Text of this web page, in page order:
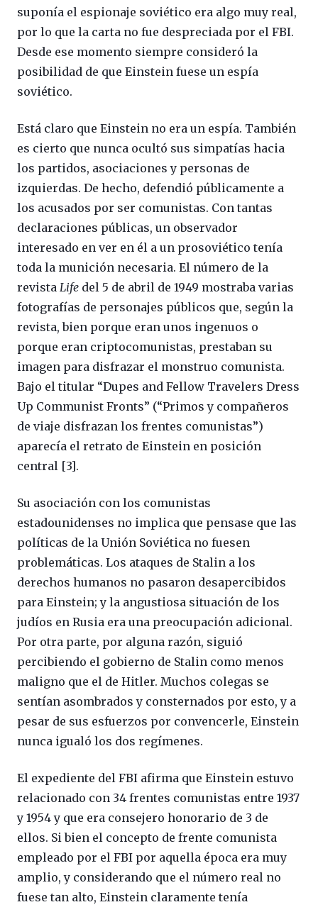
suponía el espionaje soviético era algo muy real,
por lo que la carta no fue despreciada por el FBI.
Desde ese momento siempre consideró la
posibilidad de que Einstein fuese un espía
soviético.
Está claro que Einstein no era un espía. También
es cierto que nunca ocultó sus simpatías hacia
los partidos, asociaciones y personas de
izquierdas. De hecho, defendió públicamente a
los acusados por ser comunistas. Con tantas
declaraciones públicas, un observador
interesado en ver en él a un prosoviético tenía
toda la munición necesaria. El número de la
revista Life del 5 de abril de 1949 mostraba varias
fotografías de personajes públicos que, según la
revista, bien porque eran unos ingenuos o
porque eran criptocomunistas, prestaban su
imagen para disfrazar el monstruo comunista.
Bajo el titular “Dupes and Fellow Travelers Dress
Up Communist Fronts” (“Primos y compañeros
de viaje disfrazan los frentes comunistas”)
aparecía el retrato de Einstein en posición
central [3].
Su asociación con los comunistas
estadounidenses no implica que pensase que las
políticas de la Unión Soviética no fuesen
problemáticas. Los ataques de Stalin a los
derechos humanos no pasaron desapercibidos
para Einstein; y la angustiosa situación de los
judíos en Rusia era una preocupación adicional.
Por otra parte, por alguna razón, siguió
percibiendo el gobierno de Stalin como menos
maligno que el de Hitler. Muchos colegas se
sentían asombrados y consternados por esto, y a
pesar de sus esfuerzos por convencerle, Einstein
nunca igualó los dos regímenes.
El expediente del FBI afirma que Einstein estuvo
relacionado con 34 frentes comunistas entre 1937
y 1954 y que era consejero honorario de 3 de
ellos. Si bien el concepto de frente comunista
empleado por el FBI por aquella época era muy
amplio, y considerando que el número real no
fuese tan alto, Einstein claramente tenía